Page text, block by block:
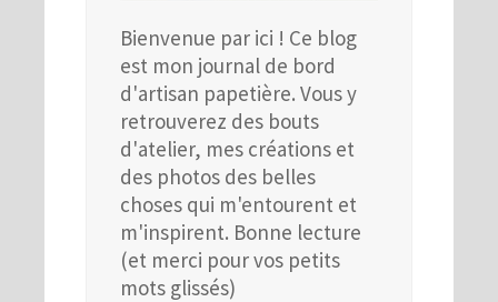
Bienvenue par ici ! Ce blog
est mon journal de bord
d'artisan papetière. Vous y
retrouverez des bouts
d'atelier, mes créations et
des photos des belles
choses qui m'entourent et
m'inspirent. Bonne lecture
(et merci pour vos petits
mots glissés)